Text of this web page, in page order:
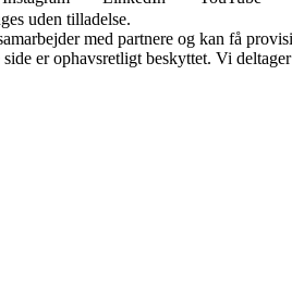
uden tilladelse.
med partnere og kan få
er ophavsretligt beskyttet. Vi